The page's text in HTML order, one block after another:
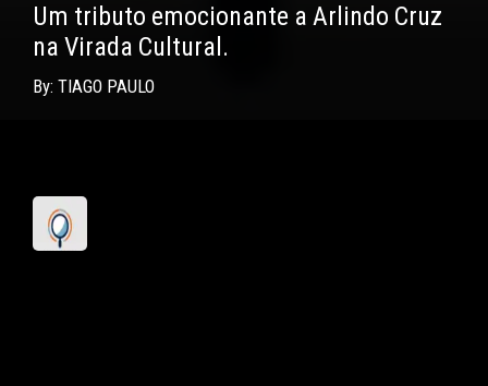
Um tributo emocionante a Arlindo Cruz
na Virada Cultural.
By: TIAGO PAULO